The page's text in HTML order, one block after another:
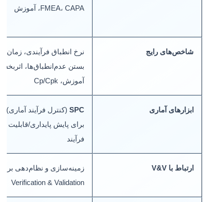
FMEA، CAPA، آموزش
شاخص‌های رایج
نرخ انطباق فرآیندی، زمان
بستن عدم‌انطباق‌ها،
آموزش، Cp/Cpk
ابزارهای آماری SPC(کنترل فرآیند آماری)
برای پایش پایداری/قابلیت
فرآیند
ارتباط با V&V
زمینه‌سازی و نظام‌دهی برای
Verification & Validation